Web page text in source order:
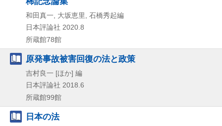
和田真一, 大坂恵里, 石橋秀起編
日本評論社 2020.8
所蔵館78館
原発事故被害回復の法と政策
吉村良一 [ほか] 編
日本評論社 2018.6
所蔵館99館
日本の法